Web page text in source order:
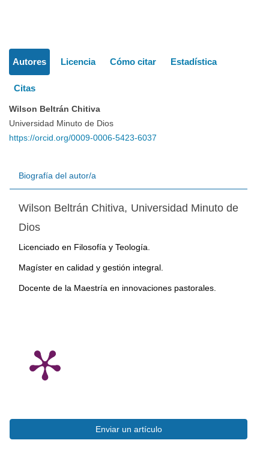
artículo
del
artículo
Autores Licencia Cómo citar Estadística
Citas
Wilson Beltrán Chitiva
Universidad Minuto de Dios
https://orcid.org/0009-0006-5423-6037
Biografía del autor/a
Wilson Beltrán Chitiva, Universidad Minuto de
Dios
Licenciado en Filosofía y Teología.
Magíster en calidad y gestión integral.
Docente de la Maestría en innovaciones pastorales.
Enviar Enviar un artículo